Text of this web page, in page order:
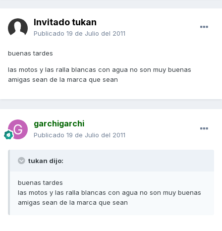
Invitado tukan
Publicado 19 de Julio del 2011
buenas tardes
las motos y las ralla blancas con agua no son muy buenas
amigas sean de la marca que sean
garchigarchi
Publicado 19 de Julio del 2011
tukan dijo:
buenas tardes
las motos y las ralla blancas con agua no son muy buenas
amigas sean de la marca que sean